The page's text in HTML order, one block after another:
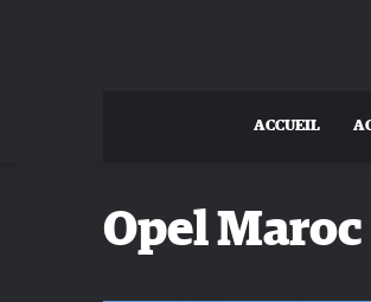
ACCUEIL
Opel Maroc